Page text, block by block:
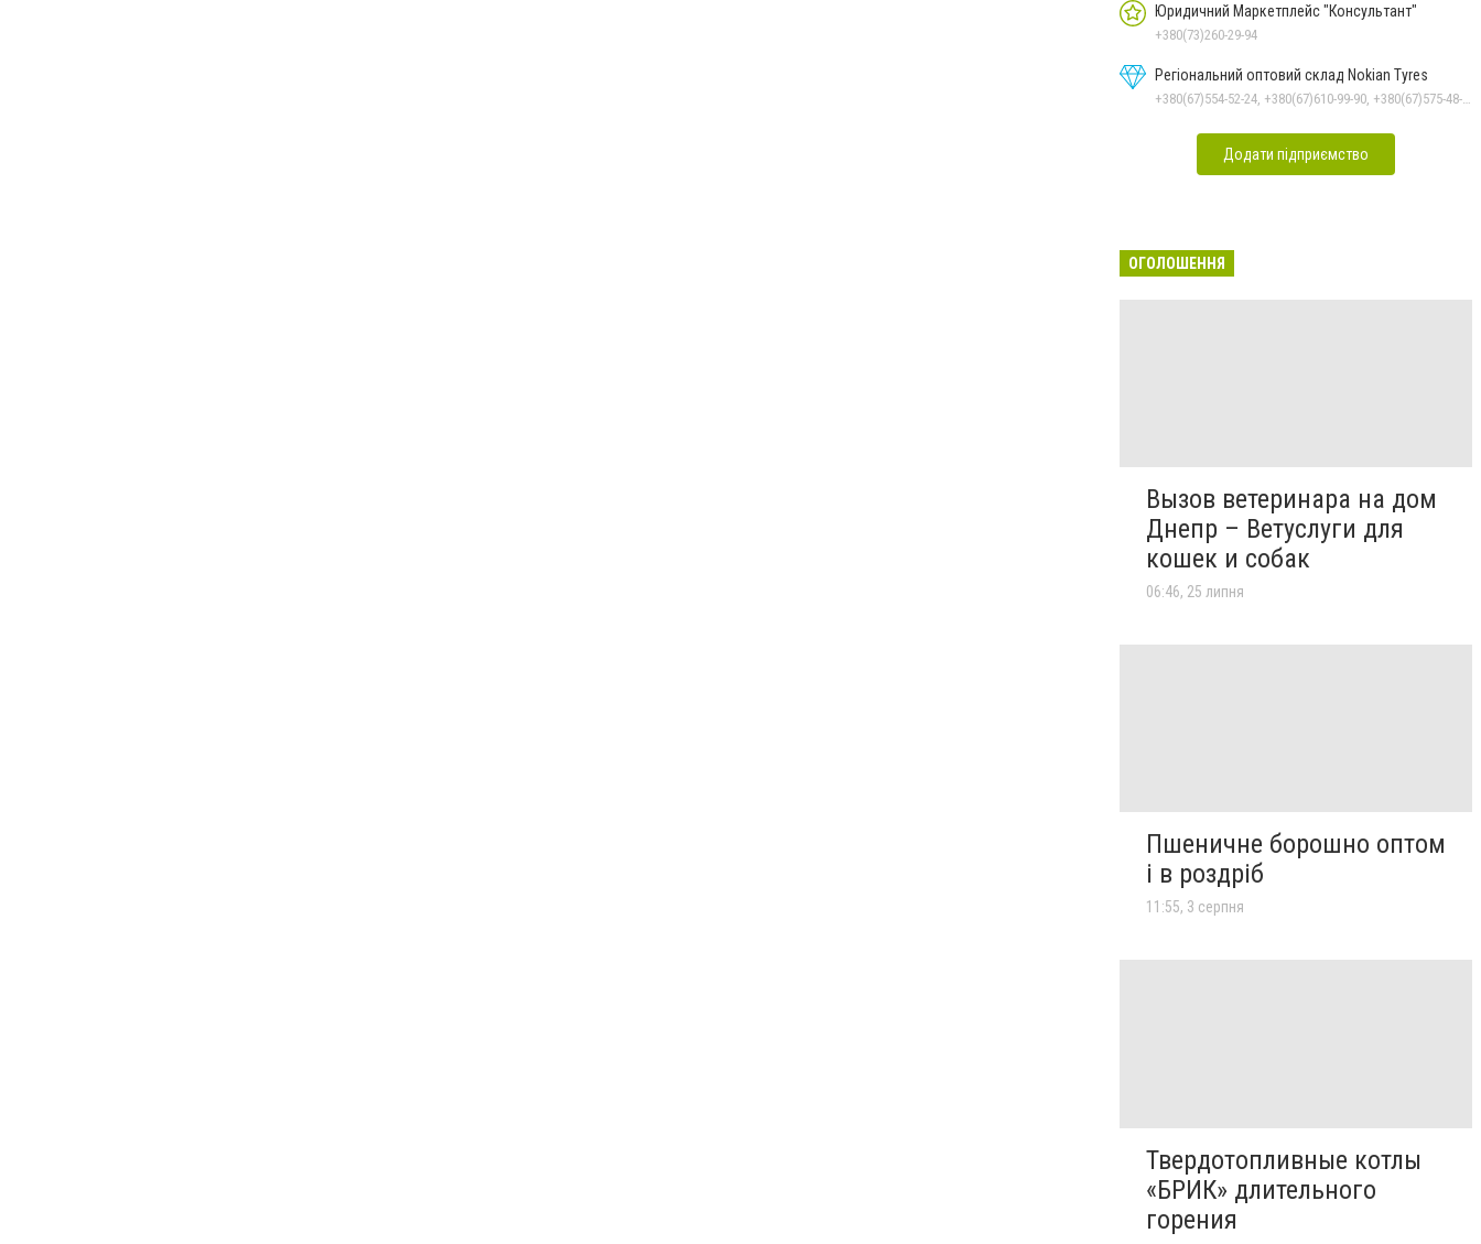
Юридичний Маркетплейс "Консультант"
+380(73)260-29-94
Регіональний оптовий склад Nokian Tyres
Додати підприємство
ОГОЛОШЕННЯ
Вызов ветеринара на дом
Днепр – Ветуслуги для
кошек и собак
06:46, 25 липня
Пшеничне борошно оптом
і в роздріб
11:55, 3 серпня
Твердотопливные котлы
«БРИК» длительного
горения